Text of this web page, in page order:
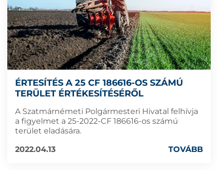
ÉRTESÍTÉS A 25 CF 186616-OS SZÁMÚ
TERÜLET ÉRTÉKESÍTÉSÉRŐL
A Szatmárnémeti Polgármesteri Hivatal felhívja
a figyelmet a 25-2022-CF 186616-os számú
terület eladására.
2022.04.13
TOVÁBB